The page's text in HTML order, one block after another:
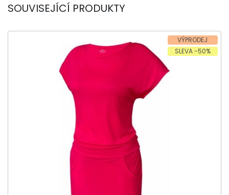
SOUVISEJÍCÍ PRODUKTY
VÝPRODEJ
SLEVA -50%